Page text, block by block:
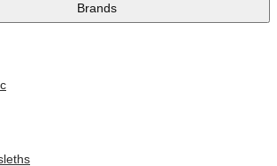
Brands